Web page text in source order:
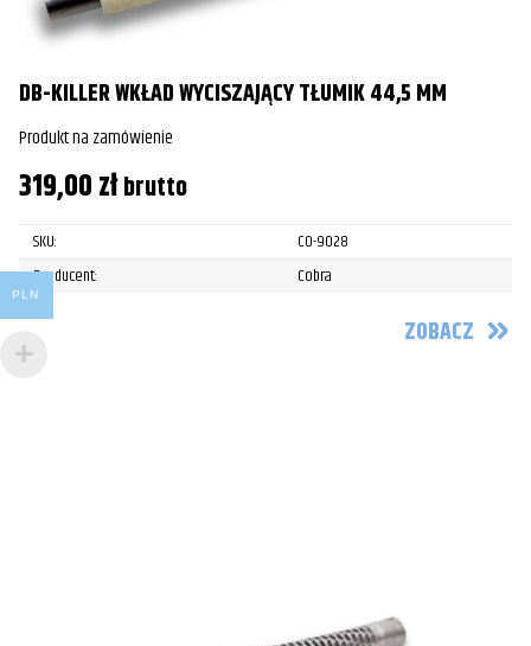
DB-KILLER WKŁAD WYCISZAJĄCY TŁUMIK 44,5 MM
Produkt na zamówienie
319,00złbrutto
SKU:
CO-9028
Producent:
Cobra
ZOBACZ
PLN